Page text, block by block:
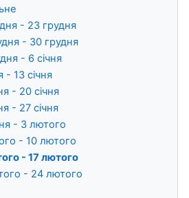
- 23 грудня
- 30 грудня
- 6 січня
- 13 січня
- 20 січня
- 27 січня
- 3 лютого
- 10 лютого
- 17 лютого
- 24 лютого